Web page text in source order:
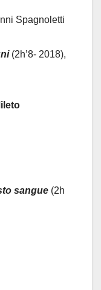
Spagnoletti
(2h’8- 2018),
sangue (2h